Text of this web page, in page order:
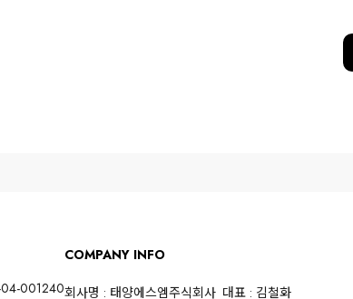
001240
COMPANY INFO
회사명 : 태양에스엠주식회사 대표 : 김철화